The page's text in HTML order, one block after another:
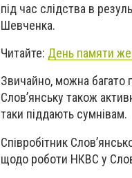
під час слідства в
Шевченка.
Читайте: День памяти
Звичайно, можна багато
Слов’янську також
таки піддають сумнівам.
Співробітник
щодо роботи НКВС у